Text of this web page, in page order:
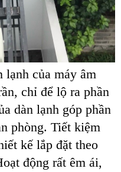
lạnh của máy âm
chỉ để lộ ra phần
dàn lạnh góp phần
phòng. Tiết kiệm
kế lắp đặt theo
động rất êm ái,